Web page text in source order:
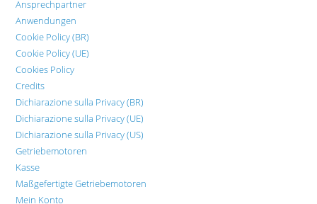
Ansprechpartner
Anwendungen
Cookie Policy (BR)
Cookie Policy (UE)
Cookies Policy
Credits
Dichiarazione sulla Privacy (BR)
Dichiarazione sulla Privacy (UE)
Dichiarazione sulla Privacy (US)
Getriebemotoren
Kasse
Maßgefertigte Getriebemotoren
Mein Konto